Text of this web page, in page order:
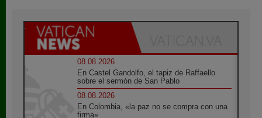
08.08.2026
En Castel Gandolfo, el tapiz de Raffaello
sobre el sermón de San Pablo
08.08.2026
En Colombia, «la paz no se compra con una
firma»